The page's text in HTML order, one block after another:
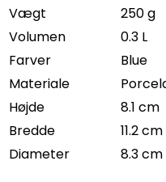
Vægt
250 g
Volumen
0.3 L
Farver
Blue
Materiale
Højde
8.1 cm
Bredde
11.2 cm
Diameter
8.3 cm